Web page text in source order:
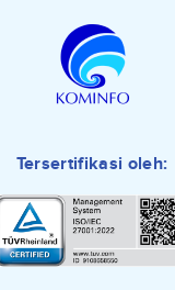
Tersertifikasi oleh: